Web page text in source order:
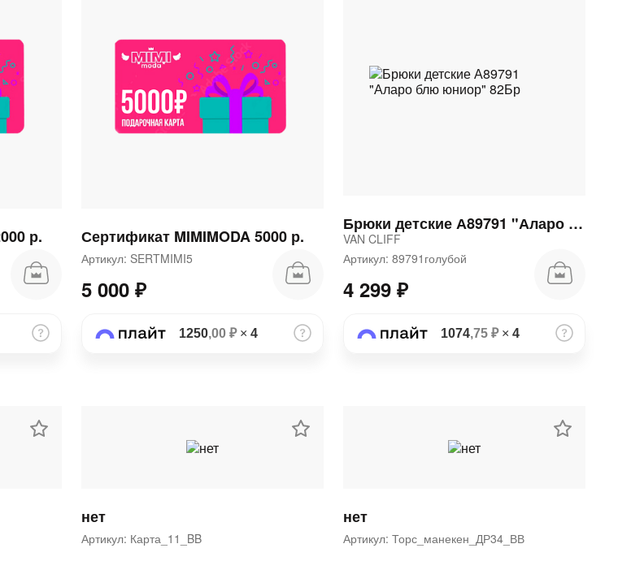
р. Сертификат MIMIMODA 5000 р.
Артикул: SERTMIMI5
5 000 ₽
1250,00 ₽× 4
Брюки детские А89791 "Аларо блю юниор" 82Бр
VAN CLIFF
Артикул: 89791голубой
4 299 ₽
1074,75 ₽× 4
нет
Артикул: Карта_11_BB
нет
Артикул: Торс_манекен_ДР34_ВВ